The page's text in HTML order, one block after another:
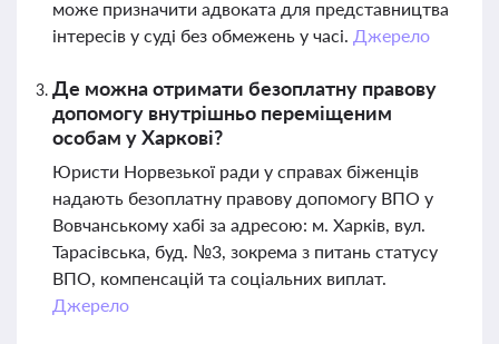
може призначити адвоката для представництва
інтересів у суді без обмежень у часі. Джерело
Де можна отримати безоплатну правову
допомогу внутрішньо переміщеним
особам у Харкові?
Юристи Норвезької ради у справах біженців
надають безоплатну правову допомогу ВПО у
Вовчанському хабі за адресою: м. Харків, вул.
Тарасівська, буд. №3, зокрема з питань статусу
ВПО, компенсацій та соціальних виплат.
Джерело